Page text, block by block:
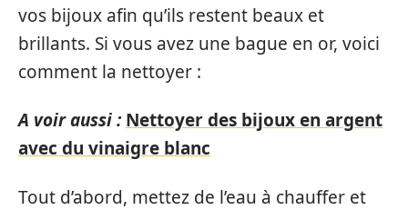
vos bijoux afin qu’ils restent beaux et
brillants. Si vous avez une bague en or, voici
comment la nettoyer :
A voir aussi : Nettoyer des bijoux en argent
avec du vinaigre blanc
Tout d’abord, mettez de l’eau à chauffer et